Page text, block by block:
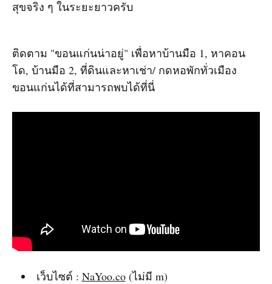
สุขจริง ๆ ในระยะยาวครับ
ติดตาม "ขอนแก่นน่าอยู่" เพื่อหาบ้านมือ 1, หาคอน
โด, บ้านมือ 2, ที่ดินและหาเช่า/ กดหอพักทั่วเมือง
ขอนแก่นได้ที่สามารถพบได้ที่นี่
เว็บไซต์ : NaYoo.co(ไม่มี m)